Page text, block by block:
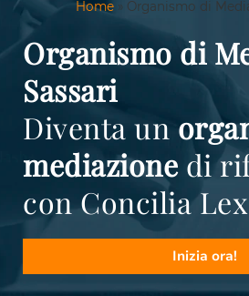
Home» Organismo di
Organismo di
Sassari
Diventa un
mediazionedi
con Concilia Lex
Inizia ora!